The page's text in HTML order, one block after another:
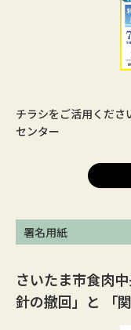
チラシをご活用くだ
センター
署名用紙
さいたま市食肉
針の撤回」と 「